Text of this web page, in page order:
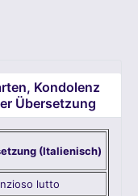
Kondolenz
Übersetzung
(Italienisch)
lutto